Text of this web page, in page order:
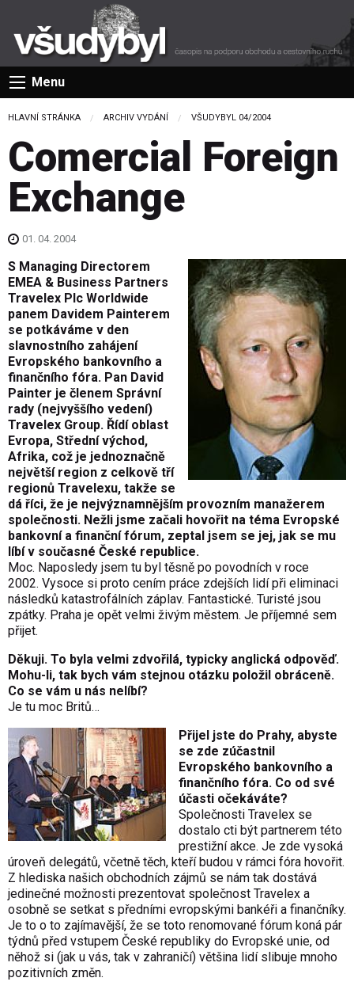
Menu
HLAVNÍ STRÁNKA ARCHIV VYDÁNÍ VŠUDYBYL 04/2004
Comercial Foreign
Exchange
01. 04. 2004
S Managing Directorem
EMEA & Business Partners
Travelex Plc Worldwide
panem Davidem Painterem
se potkáváme v den
slavnostního zahájení
Evropského bankovního a
finančního fóra. Pan David
Painter je členem Správní
rady (nejvyššího vedení)
Travelex Group. Řídí oblast
Evropa, Střední východ,
Afrika, což je jednoznačně
největší region z celkově tří
regionů Travelexu, takže se
dá říci, že je nejvýznamnějším provozním manažerem
společnosti. Nežli jsme začali hovořit na téma Evropské
bankovní a finanční fórum, zeptal jsem se jej, jak se mu
líbí v současné České republice.
Moc. Naposledy jsem tu byl těsně po povodních v roce
2002. Vysoce si proto cením práce zdejších lidí při eliminaci
následků katastrofálních záplav. Fantastické. Turisté jsou
zpátky. Praha je opět velmi živým městem. Je příjemné sem
přijet.
Děkuji. To byla velmi zdvořilá, typicky anglická odpověď.
Mohu-li, tak bych vám stejnou otázku položil obráceně.
Co se vám u nás nelíbí?
Je tu moc Britů…
Přijel jste do Prahy, abyste
se zde zúčastnil
Evropského bankovního a
finančního fóra. Co od své
účasti očekáváte?
Společnosti Travelex se
dostalo cti být partnerem této
prestižní akce. Je zde vysoká
úroveň delegátů, včetně těch, kteří budou v rámci fóra hovořit.
Z hlediska našich obchodních zájmů se nám tak dostává
jedinečné možnosti prezentovat společnost Travelex a
osobně se setkat s předními evropskými bankéři a finančníky.
Je to o to zajímavější, že se toto renomované fórum koná pár
týdnů před vstupem České republiky do Evropské unie, od
něhož si (jak u vás, tak v zahraničí) většina lidí slibuje mnoho
pozitivních změn.